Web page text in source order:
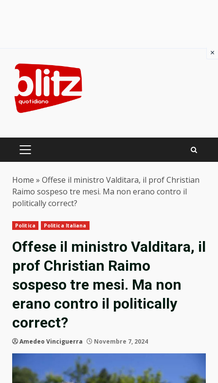
content
PRIMARY
Home » Offese il ministro Valditara, il prof Christian
Raimo sospeso tre mesi. Ma non erano contro il
politically correct?
Politica Politica Italiana
Offese il ministro Valditara, il
prof Christian Raimo
sospeso tre mesi. Ma non
erano contro il politically
correct?
Amedeo Vinciguerra Novembre 7, 2024
×